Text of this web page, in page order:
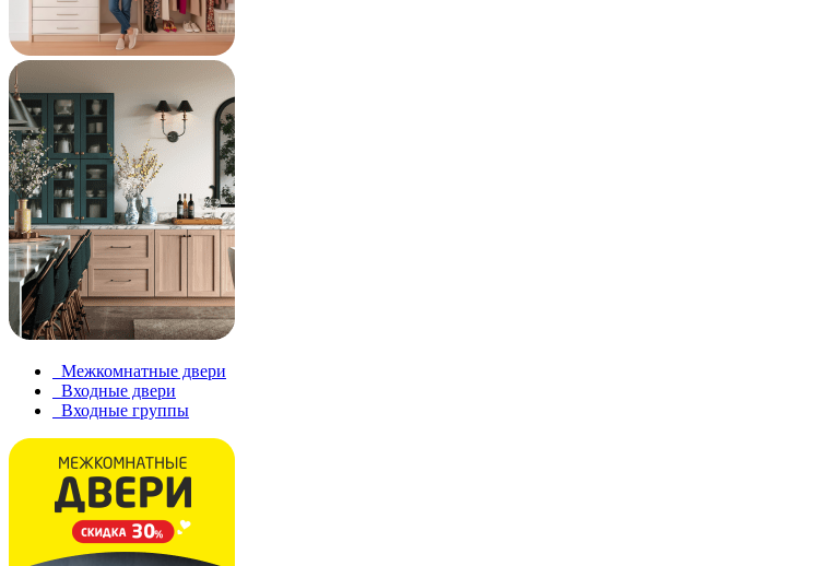
Межкомнатные двери
Входные двери
Входные группы